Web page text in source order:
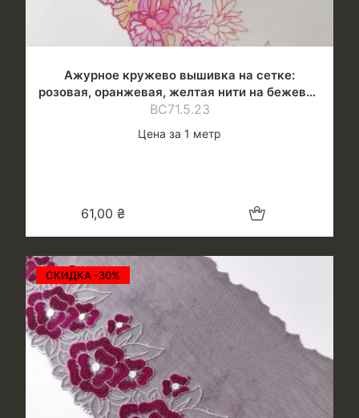
Ажурное кружево вышивка на сетке:
розовая, оранжевая, желтая нити на бежевой
сетке
ВС71.5.23
Цена за 1 метр
61,00 ₴ Добавить в корзину
СКИДКА -30%